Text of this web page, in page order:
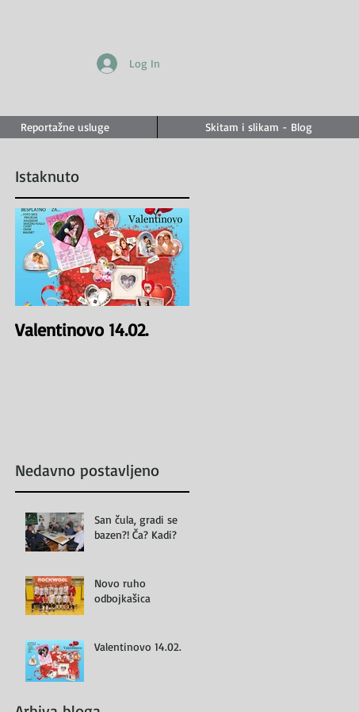
Log In
Reportažne usluge Skitam i slikam - Blog
Istaknuto
Valentinovo 14.02.
Nedavno postavljeno
San čula, gradi se
bazen?! Ča? Kadi?
Novo ruho
odbojkašica
Valentinovo 14.02.